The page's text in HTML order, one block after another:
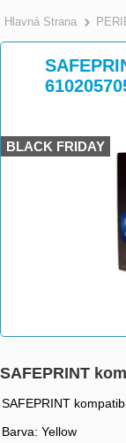
Hlavná Strana
BLACK FRIDAY
SAFEPRINT
SAFEPRINT
Barva: Yellow